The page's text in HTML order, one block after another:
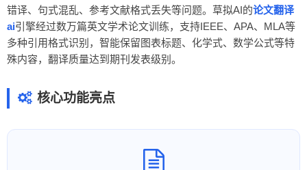
错译、句式混乱、参考文献格式丢失等问题。草拟AI的论文翻译
ai引擎经过数万篇英文学术论文训练，支持IEEE、APA、MLA等
多种引用格式识别，智能保留图表标题、化学式、数学公式等特
殊内容，翻译质量达到期刊发表级别。
核心功能亮点